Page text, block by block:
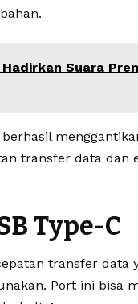
Suara
transfer data dan
Type-C
transfer data
Port ini bisa